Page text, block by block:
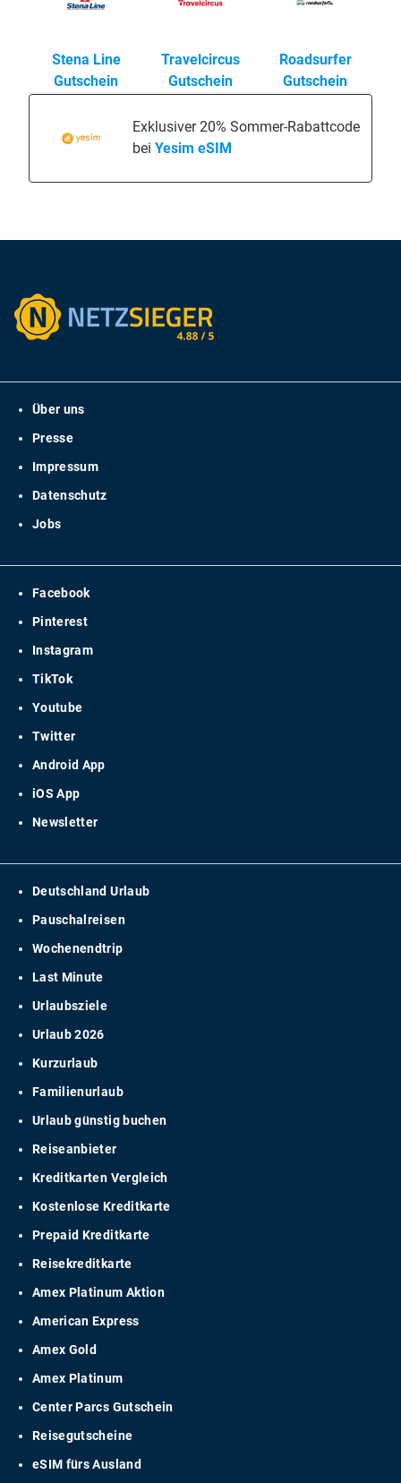
Stena Line
Gutschein
Travelcircus
Gutschein
Roadsurfer
Gutschein
Exklusiver 20% Sommer-Rabattcode
bei Yesim eSIM
Über uns
Presse
Impressum
Datenschutz
Jobs
Facebook
Pinterest
Instagram
TikTok
Youtube
Twitter
Android App
iOS App
Newsletter
Deutschland Urlaub
Pauschalreisen
Wochenendtrip
Last Minute
Urlaubsziele
Urlaub 2026
Kurzurlaub
Familienurlaub
Urlaub günstig buchen
Reiseanbieter
Kreditkarten Vergleich
Kostenlose Kreditkarte
Prepaid Kreditkarte
Reisekreditkarte
Amex Platinum Aktion
American Express
Amex Gold
Amex Platinum
Center Parcs Gutschein
Reisegutscheine
eSIM fürs Ausland